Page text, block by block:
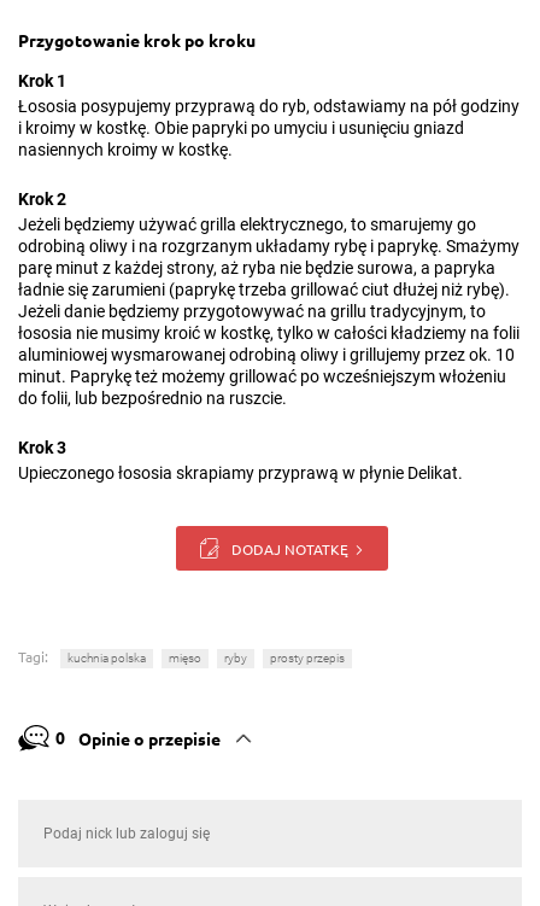
Przygotowanie krok po kroku
Krok 1
Łososia posypujemy przyprawą do ryb, odstawiamy na pół godziny
i kroimy w kostkę. Obie papryki po umyciu i usunięciu gniazd
nasiennych kroimy w kostkę.
Krok 2
Jeżeli będziemy używać grilla elektrycznego, to smarujemy go
odrobiną oliwy i na rozgrzanym układamy rybę i paprykę. Smażymy
parę minut z każdej strony, aż ryba nie będzie surowa, a papryka
ładnie się zarumieni (paprykę trzeba grillować ciut dłużej niż rybę).
Jeżeli danie będziemy przygotowywać na grillu tradycyjnym, to
łososia nie musimy kroić w kostkę, tylko w całości kładziemy na folii
aluminiowej wysmarowanej odrobiną oliwy i grillujemy przez ok. 10
minut. Paprykę też możemy grillować po wcześniejszym włożeniu
do folii, lub bezpośrednio na ruszcie.
Krok 3
Upieczonego łososia skrapiamy przyprawą w płynie Delikat.
DODAJ NOTATKĘ
Tagi: kuchnia polska mięso ryby prosty przepis
0 Opinie o przepisie